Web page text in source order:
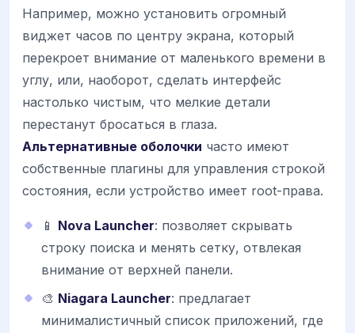
Например, можно установить огромный
виджет часов по центру экрана, который
перекроет внимание от маленького времени в
углу, или, наоборот, сделать интерфейс
настолько чистым, что мелкие детали
перестанут бросаться в глаза.
Альтернативные оболочки часто имеют
собственные плагины для управления строкой
состояния, если устройство имеет root-права.
📱 Nova Launcher: позволяет скрывать
строку поиска и менять сетку, отвлекая
внимание от верхней панели.
🎨 Niagara Launcher: предлагает
минималистичный список приложений, где